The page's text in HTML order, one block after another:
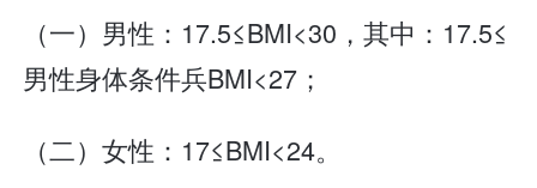
（一）男性：17.5≤BMI<30，其中：17.5≤
男性身体条件兵BMI<27；
（二）女性：17≤BMI<24。